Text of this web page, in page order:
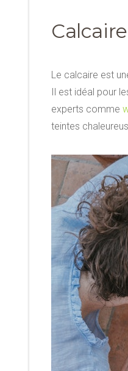
Le calcaire est
Il est idéal pour
experts comme
teintes